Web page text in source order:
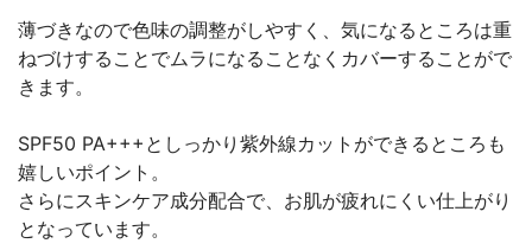
薄づきなので色味の調整がしやすく、気になるところは重
ねづけすることでムラになることなくカバーすることがで
きます。
SPF50 PA+++としっかり紫外線カットができるところも
嬉しいポイント。
さらにスキンケア成分配合で、お肌が疲れにくい仕上がり
となっています。